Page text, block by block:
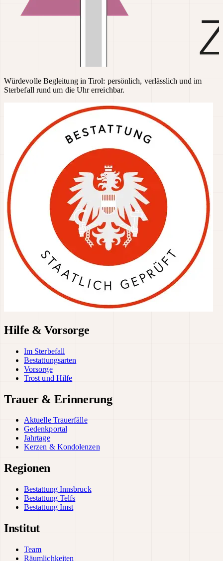
Würdevolle Begleitung in Tirol: persönlich, verlässlich und im
Sterbefall rund um die Uhr erreichbar.
Hilfe & Vorsorge
Im Sterbefall
Bestattungsarten
Vorsorge
Trost und Hilfe
Trauer & Erinnerung
Aktuelle Trauerfälle
Gedenkportal
Jahrtage
Kerzen & Kondolenzen
Regionen
Bestattung Innsbruck
Bestattung Telfs
Bestattung Imst
Institut
Team
Räumlichkeiten